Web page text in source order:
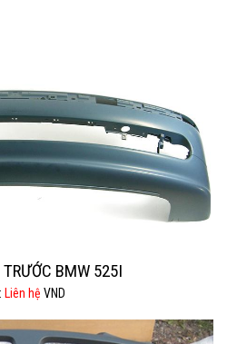
BMW 525I
Liên hệ VND